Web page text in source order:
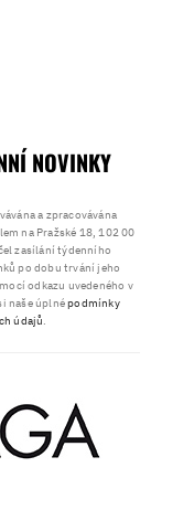
NOVINKY
a zpracovávána
na Pražské 18, 102 00
zasílání týdenního
po dobu trvání jeho
odkazu uvedeného v
naše úplnépodmínky
údajů.